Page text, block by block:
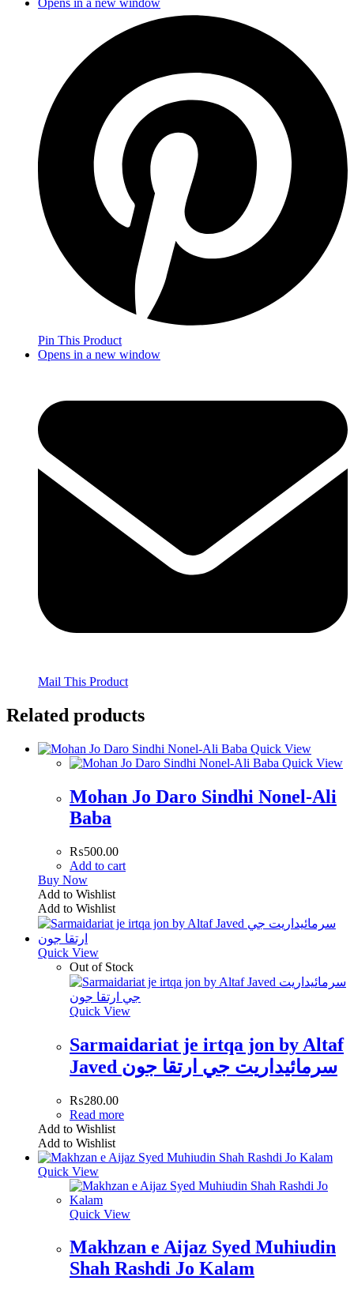
Opens in a new window
Pin This Product
Opens in a new window
Mail This Product
Related products
Quick View
Quick View
Mohan Jo Daro Sindhi Nonel-Ali
Baba
₨500.00
Add to cart
Buy Now
Add to Wishlist
Add to Wishlist
Quick View
Out of Stock
Quick View
Sarmaidariat je irtqa jon by Altaf
Javed سرمائيداريت جي ارتقا جون
₨280.00
Read more
Add to Wishlist
Add to Wishlist
Quick View
Quick View
Makhzan e Aijaz Syed Muhiudin
Shah Rashdi Jo Kalam